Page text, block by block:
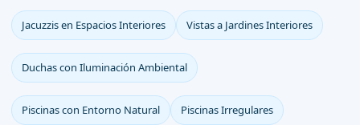
Jacuzzis en Espacios Interiores Vistas a Jardines Interiores
Duchas con Iluminación Ambiental
Piscinas con Entorno Natural Piscinas Irregulares